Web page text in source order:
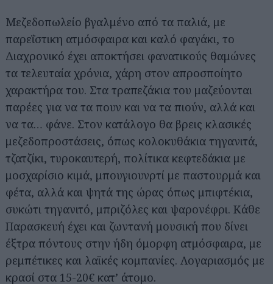
Μεζεδοπωλείο βγαλμένο από τα παλιά, με
παρεΐστικη ατμόσφαιρα και καλό φαγάκι, το
Διαχρονικό έχει αποκτήσει φανατικούς θαμώνες
τα τελευταία χρόνια, χάρη στον απροσποίητο
χαρακτήρα του. Στα τραπεζάκια του μαζεύονται
παρέες για να τα πουν και να τα πιούν, αλλά και
να τα… φάνε. Στον κατάλογο θα βρεις κλασικές
μεζεδοπροστάσεις, όπως κολοκυθάκια τηγανιτά,
τζατζίκι, τυροκαυτερή, πολίτικα κεφτεδάκια με
μοσχαρίσιο κιμά, μπουγιουνρτί με παστουρμά και
φέτα, αλλά και ψητά της ώρας όπως μπιφτέκια,
συκώτι τηγανιτό, μπριζόλες και ψαρονέφρι. Κάθε
Παρασκευή έχει και ζωντανή μουσική που δίνει
έξτρα πόντους στην ήδη όμορφη ατμόσφαιρα, με
ρεμπέτικες και λαϊκές κομπανίες. Λογαριασμός με
κρασί στα 15-20€ κατ’ άτομο.